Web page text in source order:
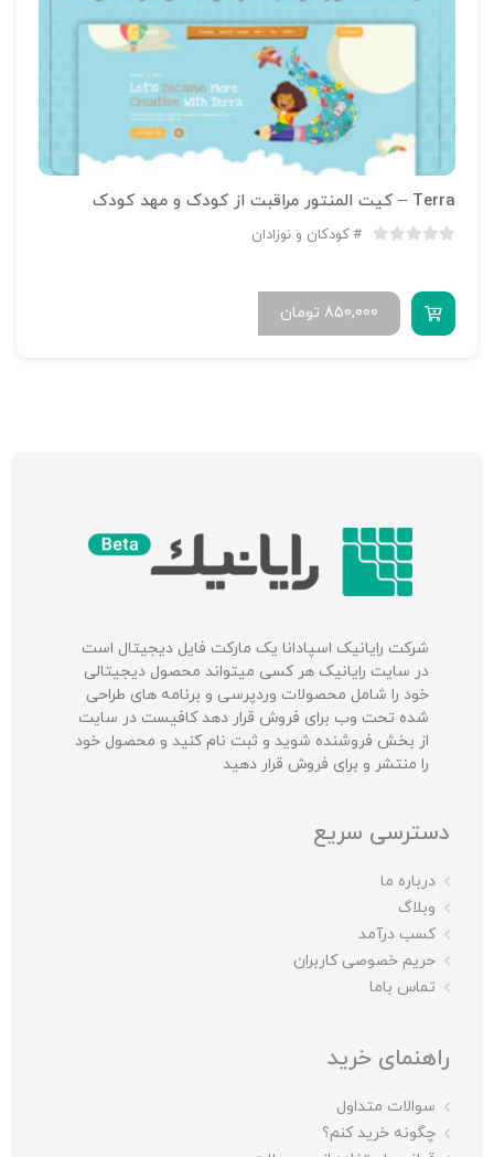
Terra – کیت المنتور مراقبت از کودک و مهد کودک
کودکان و نوزادان
تومان 850,000
شرکت‌ رایانیک اسپادانا یک مارکت فایل دیجیتال است
در سایت رایانیک هر کسی میتواند محصول دیجیتالی
خود را شامل محصولات وردپرسی و برنامه های طراحی
شده تحت وب برای فروش قرار دهد کافیست در سایت
از بخش فروشنده شوید و ثبت نام کنید و محصول خود
را منتشر و برای فروش قرار دهید
دسترسی سریع
درباره ما
وبلاگ
کسب درآمد
حریم خصوصی کاربران
تماس باما
راهنمای خرید
سوالات متداول
چگونه خرید کنم؟